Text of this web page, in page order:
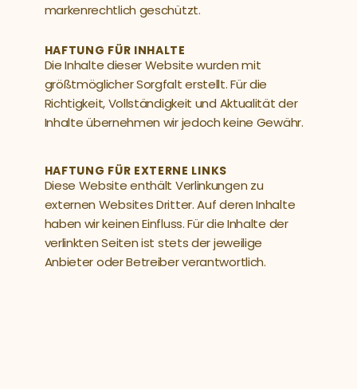
markenrechtlich geschützt.
HAFTUNG FÜR INHALTE
Die Inhalte dieser Website wurden mit
größtmöglicher Sorgfalt erstellt. Für die
Richtigkeit, Vollständigkeit und Aktualität der
Inhalte übernehmen wir jedoch keine Gewähr.
HAFTUNG FÜR EXTERNE LINKS
Diese Website enthält Verlinkungen zu
externen Websites Dritter. Auf deren Inhalte
haben wir keinen Einfluss. Für die Inhalte der
verlinkten Seiten ist stets der jeweilige
Anbieter oder Betreiber verantwortlich.